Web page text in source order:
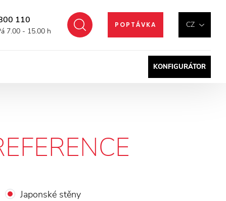
CZ
POPTÁVKA
Hledat
110
7.00 - 15.00 h
KONFIGURÁTOR
Japonské stěny